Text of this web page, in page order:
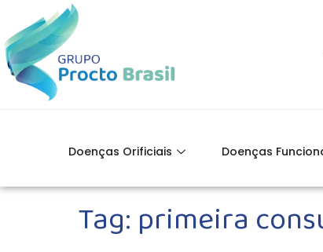
Doenças Orificiais Doenças
Tag: primeira